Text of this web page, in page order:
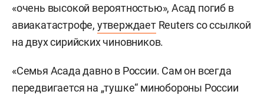
«очень высокой вероятностью», Асад погиб в
авиакатастрофе, утверждаетReuters со ссылкой
на двух сирийских чиновников.
«Семья Асада давно в России. Сам он всегда
передвигается на „тушке“ минобороны России